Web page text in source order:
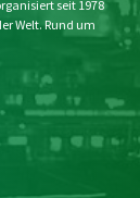
seit 1978
Welt. Rund um